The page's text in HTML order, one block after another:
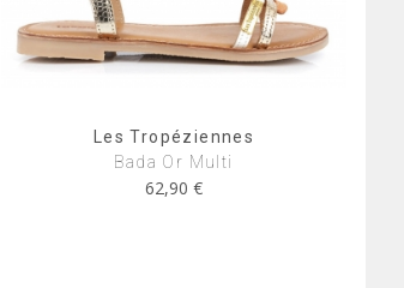
Les Tropéziennes
Bada Or Multi
62,90 €